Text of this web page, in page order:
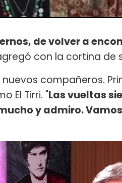
de volver a
con la cortina de
compañeros.
El Tirri. "Las vueltas
y admiro.